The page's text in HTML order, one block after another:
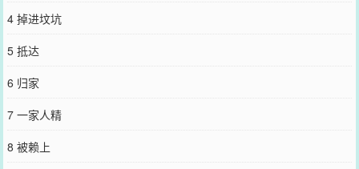
博微信里的朋友推荐哦！
4 掉进坟坑
5 抵达
6 归家
7 一家人精
8 被赖上